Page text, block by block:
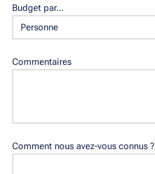
Budget par...
Commentaires
Comment nous avez-vous connus ?